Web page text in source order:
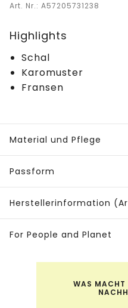
Art. Nr.: A57205731238
Highlights
Schal
Karomuster
Fransen
Material und Pflege
Passform
Herstellerinformation
For People and Planet
WAS MACHT